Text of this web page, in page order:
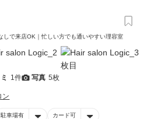
で来店OK｜忙しい方でも通いやすい理容室
1件 写真 5枚
ン
駐車場有 カード可